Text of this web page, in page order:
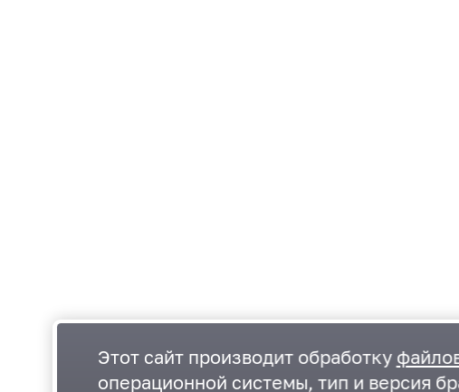
Этот сайт производит обработку
операционной системы, тип и версия